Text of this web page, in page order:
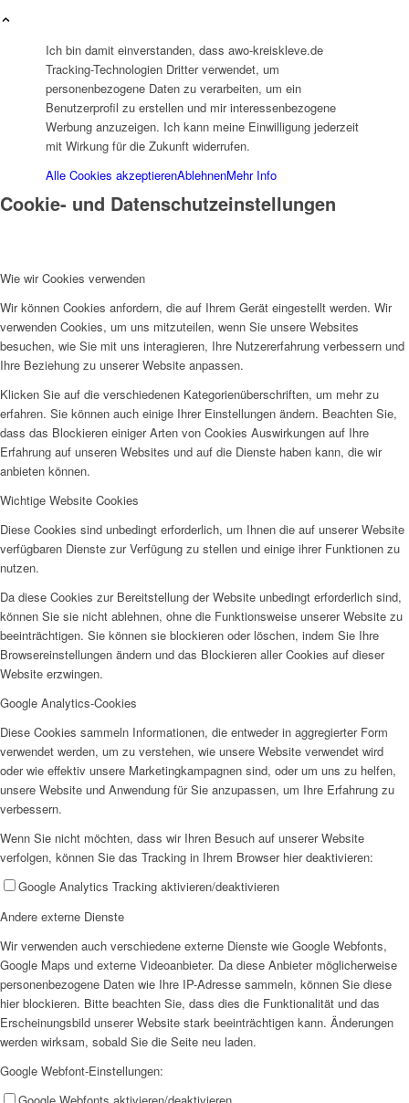
AHOI II
PKD
EFUS jetzt auch mobil: Der Bus tourt durch den Kreis
– die Termine
Kinderschutz
Offene Jugendarbeit
Unser Konzept
Ich bin damit einverstanden, dass awo-kreiskleve.de
Tracking-Technologien Dritter verwendet, um
personenbezogene Daten zu verarbeiten, um ein
Benutzerprofil zu erstellen und mir interessenbezogene
Werbung anzuzeigen. Ich kann meine Einwilligung jederzeit
mit Wirkung für die Zukunft widerrufen.
Alle Cookies akzeptierenAblehnenMehr Info
Cookie- und Datenschutzeinstellungen
Wie wir Cookies verwenden
Wir können Cookies anfordern, die auf Ihrem Gerät eingestellt werden. Wir
verwenden Cookies, um uns mitzuteilen, wenn Sie unsere Websites
besuchen, wie Sie mit uns interagieren, Ihre Nutzererfahrung verbessern und
Ihre Beziehung zu unserer Website anpassen.
Klicken Sie auf die verschiedenen Kategorienüberschriften, um mehr zu
erfahren. Sie können auch einige Ihrer Einstellungen ändern. Beachten Sie,
dass das Blockieren einiger Arten von Cookies Auswirkungen auf Ihre
Erfahrung auf unseren Websites und auf die Dienste haben kann, die wir
anbieten können.
Wichtige Website Cookies
Diese Cookies sind unbedingt erforderlich, um Ihnen die auf unserer Website
verfügbaren Dienste zur Verfügung zu stellen und einige ihrer Funktionen zu
nutzen.
Da diese Cookies zur Bereitstellung der Website unbedingt erforderlich sind,
können Sie sie nicht ablehnen, ohne die Funktionsweise unserer Website zu
beeinträchtigen. Sie können sie blockieren oder löschen, indem Sie Ihre
Browsereinstellungen ändern und das Blockieren aller Cookies auf dieser
Website erzwingen.
Google Analytics-Cookies
Diese Cookies sammeln Informationen, die entweder in aggregierter Form
verwendet werden, um zu verstehen, wie unsere Website verwendet wird
oder wie effektiv unsere Marketingkampagnen sind, oder um uns zu helfen,
unsere Website und Anwendung für Sie anzupassen, um Ihre Erfahrung zu
verbessern.
Wenn Sie nicht möchten, dass wir Ihren Besuch auf unserer Website
verfolgen, können Sie das Tracking in Ihrem Browser hier deaktivieren:
Google Analytics Tracking aktivieren/deaktivieren
Andere externe Dienste
Wir verwenden auch verschiedene externe Dienste wie Google Webfonts,
Google Maps und externe Videoanbieter. Da diese Anbieter möglicherweise
personenbezogene Daten wie Ihre IP-Adresse sammeln, können Sie diese
hier blockieren. Bitte beachten Sie, dass dies die Funktionalität und das
Erscheinungsbild unserer Website stark beeinträchtigen kann. Änderungen
werden wirksam, sobald Sie die Seite neu laden.
Google Webfont-Einstellungen: